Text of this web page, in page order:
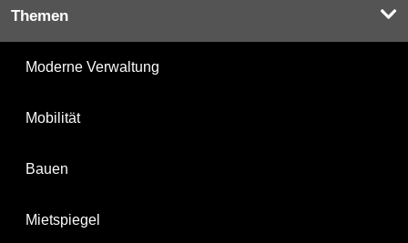
Themen
Moderne Verwaltung
Mobilität
Bauen
Mietspiegel